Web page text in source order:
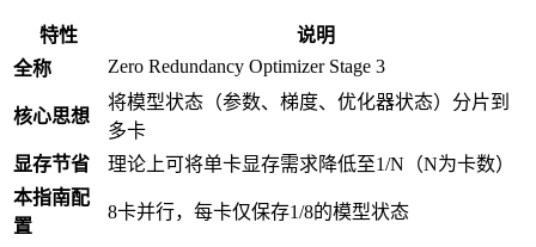
特性
说明
全称
Zero Redundancy Optimizer Stage 3
核心思想
将模型状态（参数、梯度、优化器状态）分片到
多卡
显存节省
理论上可将单卡显存需求降低至1/N（N为卡数）
本指南配
置
8卡并行，每卡仅保存1/8的模型状态